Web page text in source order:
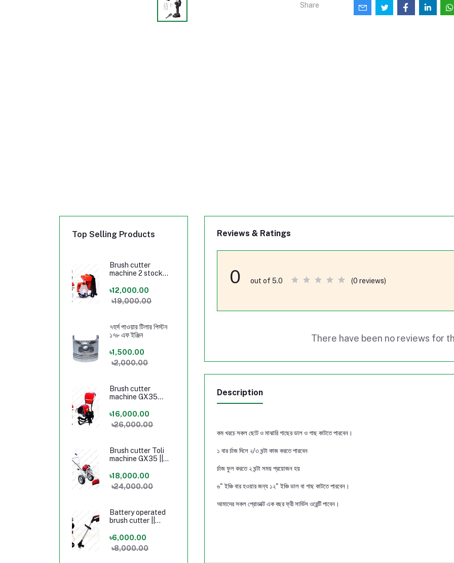
Share
Top Selling Products
Brush cutter
machine 2 stock
৳12,000.00
৳19,000.00
৭হর্স পাওয়ার টিলার পিস্টন
১৭৮ এফ ইঞ্জিন
৳1,500.00
৳2,000.00
Brush cutter
machine GX35
৳16,000.00
৳26,000.00
Brush cutter Toli
machine GX35 ||
machine price in
Bangladesh
৳18,000.00
৳24,000.00
Battery operated
brush cutter ||
in Bangladesh 24V
৳6,000.00
৳8,000.00
Reviews & Ratings
0 out of 5.0 (0 reviews)
There have been no reviews for
Description
কম খরচে সকল ছোট ও মাঝারি গাছের ডাল ও গাছ কাটতে পারবেন।
১ বার র্চাজ দিলে ২/৩ ঘন্টা কাজ করতে পারবেন
র্চাজ ফুল করতে ২ ঘন্টা সময় প্রয়োজন হয়
৬" ইঞ্চি বার হওয়ার জন্য ১২" ইঞ্চি ডাল বা গাছ কাটতে পারবেন।
আমাদের সকল প্রোডাক্ট এক বছর ফ্রী সার্ভিস ওরেন্টি পাবেন।